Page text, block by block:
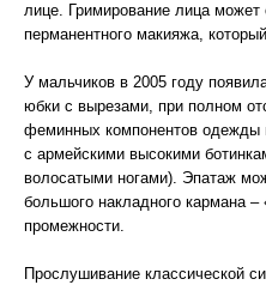
лице. Гримирование лица
перманентного макияжа,
У мальчиков в 2005 году
юбки с вырезами, при полном
феминных компонентов одежды
с армейскими высокими
волосатыми ногами). Эпатаж
большого накладного кармана –
промежности.
Прослушивание классической